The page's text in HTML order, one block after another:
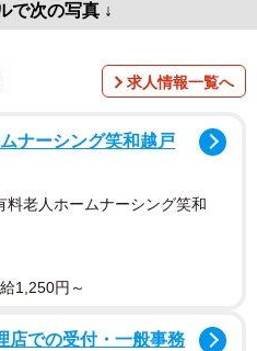
で次の写真 ↓
求人情報一覧へ
ナーシング笑和越戸
老人ホームナーシング笑和
1,250円～
店での受付・一般事務